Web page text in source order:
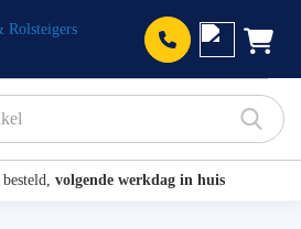
volgende werkdag in huis
hier onze Actiepagina